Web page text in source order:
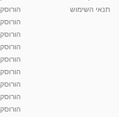
תנאי השימוש